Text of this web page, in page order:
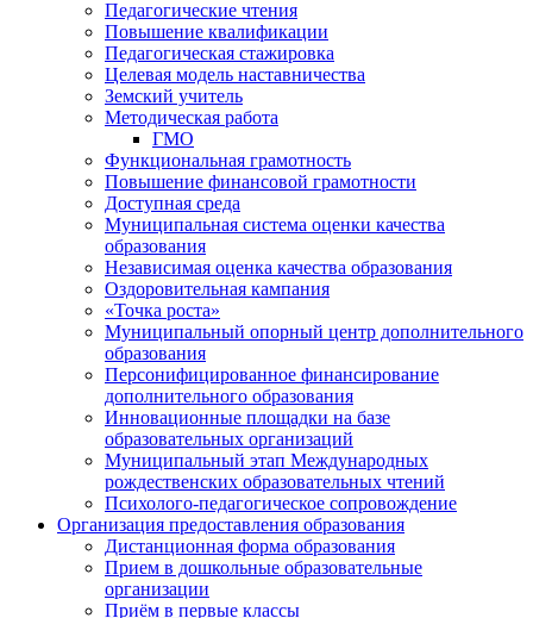
Педагогические чтения
Повышение квалификации
Педагогическая стажировка
Целевая модель наставничества
Земский учитель
Методическая работа
ГМО
Функциональная грамотность
Повышение финансовой грамотности
Доступная среда
Муниципальная система оценки качества
образования
Независимая оценка качества образования
Оздоровительная кампания
«Точка роста»
Муниципальный опорный центр дополнительного
образования
Персонифицированное финансирование
дополнительного образования
Инновационные площадки на базе
образовательных организаций
Муниципальный этап Международных
рождественских образовательных чтений
Психолого-педагогическое сопровождение
Организация предоставления образования
Дистанционная форма образования
Прием в дошкольные образовательные
организации
Приём в первые классы